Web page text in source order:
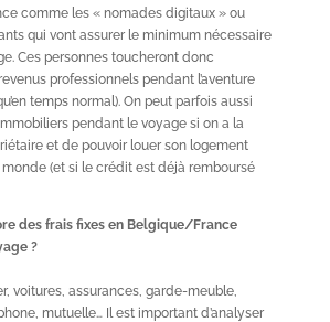
comme les « nomades digitaux » ou
qui vont assurer le minimum nécessaire
Ces personnes toucheront donc
professionnels pendant l’aventure
temps normal). On peut parfois aussi
pendant le voyage si on a la
et de pouvoir louer son logement
(et si le crédit est déjà remboursé
des frais fixes en Belgique/France
?
voitures, assurances, garde-meuble,
mutuelle… Il est important d’analyser